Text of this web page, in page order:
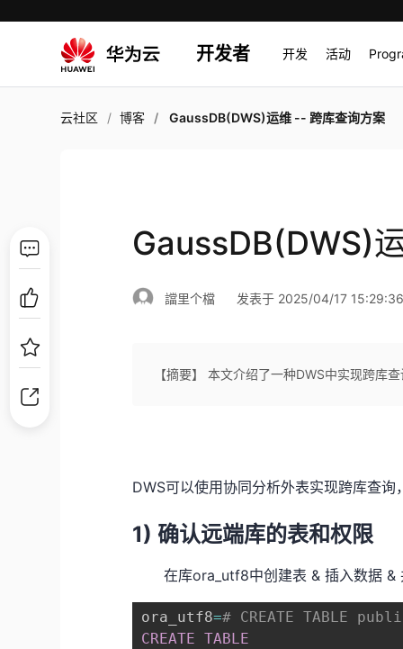
开发者 开发 活动
云社区 博客 GaussDB(DWS)运维 -- 跨库查询方案
GaussDB(DWS)
譡里个檔 发表于 2025/04/17 15:29:36
【摘要】 本文介绍了一种DWS中实现跨库
DWS可以使用协同分析外表实现跨库查
1) 确认远端库的表和权限
在库ora_utf8中创建表 & 插入数据 &
ora_utf8=# CREATE TABLE
CREATE TABLE